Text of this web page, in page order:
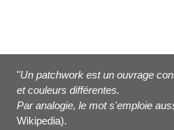
"Un patchwork est un ouvrage
et couleurs différentes.
Par analogie, le mot s'emploie
Wikipedia).